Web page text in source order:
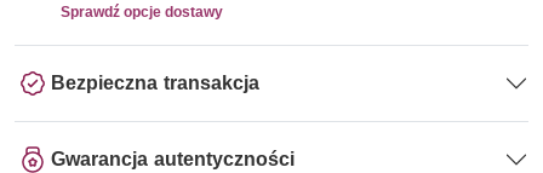
Sprawdź opcje dostawy
Bezpieczna transakcja
Gwarancja autentyczności